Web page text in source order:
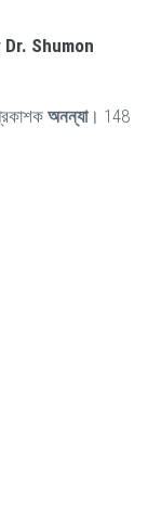
Dr. Shumon
অনন্যা। 148